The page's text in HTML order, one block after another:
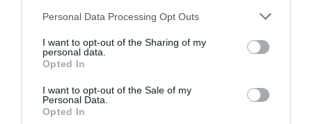
Please note that this website/app uses one or more Google
not limited to your visit or usage behaviour. You may click to
grant or deny consent to Google and its third-party tags to
use your data for below specified purposes in below Google
consent section.
Personal Data Processing Opt Outs
I want to opt-out of the Sharing of my
personal data.
Opted In
I want to opt-out of the Sale of my
Personal Data.
Opted In
nyugdíjak kiszámítása során alkalmazandó szorzószámra a
ezért a nettó nyugdíjalap 41 százalékát számolják el, ami
Nagyjából ennyi lesz az állami nyugdíj havonta 40 év után.
függ a nyugdíj és azt sem biztos, hogy mindenki munkás éveinek
egészét katában tölti.Ám intő jel a szám azoknak is, akik a 2022.